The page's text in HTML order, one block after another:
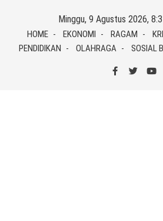
content
Minggu, 9 Agustus 2026,
HOME EKONOMI RAGAM
PENDIDIKAN
OLAHRAGA SOSIAL